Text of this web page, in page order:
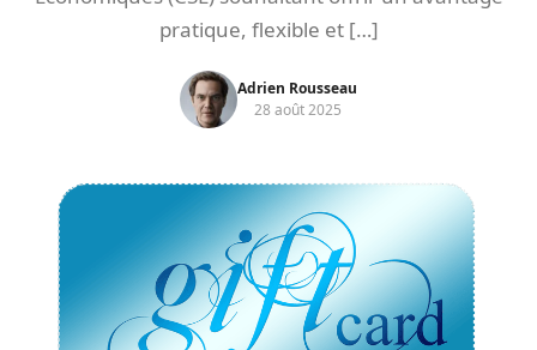
pratique, flexible et […]
Adrien Rousseau
28 août 2025